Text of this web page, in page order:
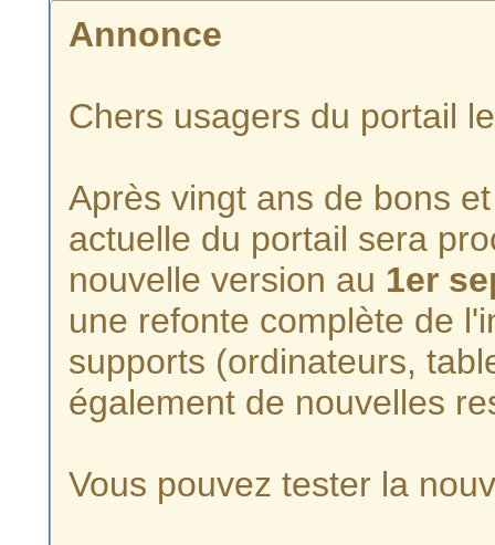
Annonce
Chers usagers du portail
Après vingt ans de bons
actuelle du portail sera
nouvelle version au 1er
une refonte complète de
supports (ordinateurs,
également de nouvelles
Vous pouvez tester la